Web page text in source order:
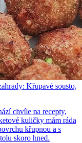
Křupavé sousto,
chvíle na recepty,
kuličky mám ráda
křupnou a s
skoro hned.